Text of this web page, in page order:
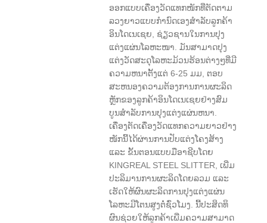
ອອກແບບເຄື່ອງວັດແທກໜັກທີ່ຕັດຕາມ
ລວງຍາວແບບກຳນົດເອງສຳລັບລູກຄ້າ
ອິນໂດເນເຊຍ, ຊ່ຽວຊານໃນການປຸງ
ແຕ່ງແຜ່ນໂລຫະໜາ. ມັນສາມາດປຸງ
ແຕ່ງວັດສະດຸໂລຫະມ້ວນຮ້ອນຕ່າງໆທີ່ມີ
ຄວາມຫນາຕັ້ງແຕ່ 6-25 ມມ, ຕອບ
ສະຫນອງຄວາມຕ້ອງການການຜະລິດ
ຫຼັກຂອງລູກຄ້າອິນໂດເນເຊຍຢ່າງສົມ
ບູນສໍາລັບການປຸງແຕ່ງແຜ່ນຫນາ.
ເຄື່ອງຕັດເຄື່ອງວັດແທກຄວາມຍາວຢ່າງ
ໜັກນີ້ໄດ້ຜ່ານການປັບແຕ່ງໂຄງສ້າງ
ແລະ ຂັ້ນຕອນແບບມືອາຊີບໂດຍ
KINGREAL STEEL SLITTER, ເພີ່ມ
ປະລິມານການຜະລິດໂດຍລວມ ແລະ
ເຮັດໃຫ້ຜົນຜະລິດການປຸງແຕ່ງແຜ່ນ
ໂລຫະມີໂຕນສູງຕໍ່ຊົ່ວໂມງ. ນີ້ປະສິດທິ
ຜົນຊ່ວຍໃຫ້ລູກຄ້າເພີ່ມຄວາມສາມາດ